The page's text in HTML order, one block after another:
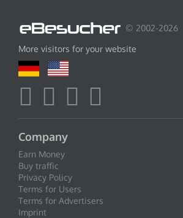
© 2002-2026
More visitors for your website
Company
Earn Money
Buy traffic
Privacy Policy
Terms for Users
Terms for Advertisers
Imprint